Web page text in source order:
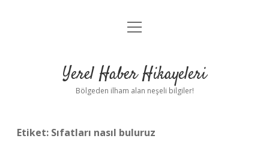
Anasayfa
Yasal Uyarı
menüyü
Yerel Haber Hikayeleri
Bölgeden ilham alan neşeli bilgiler!
Etiket: Sıfatları nasıl buluruz